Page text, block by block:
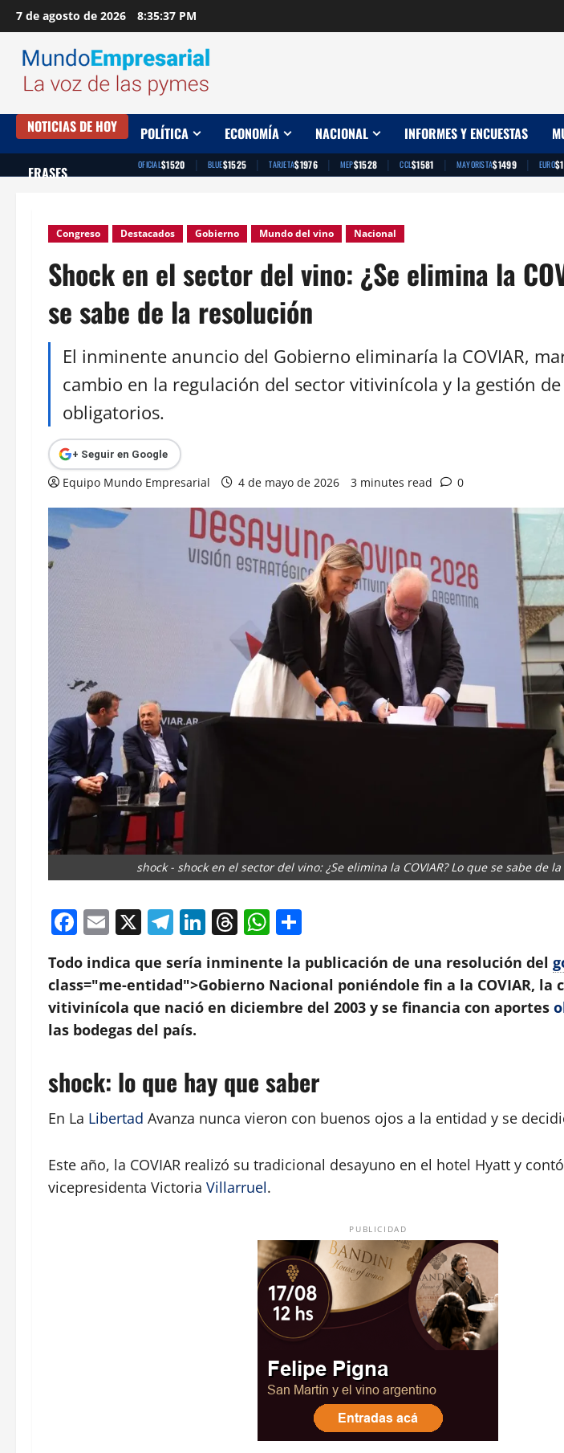
Saltar
al
contenido
7 de agosto de 2026 8:35:38 PM
NOTICIAS DE HOY POLÍTICA ECONOMÍA NACIONAL INFORMES Y ENCUESTAS
FRASES OFICIAL$1520 | BLUE$1525 | TARJETA$1976 | MEP$1528 | CCL$1581 | MAYORISTA$1499 | EURO
Congreso Destacados Gobierno Mundo del vino Nacional
Shock en el sector del vino: ¿Se elimina la
se sabe de la resolución
El inminente anuncio del Gobierno eliminaría la COVIAR,
cambio en la regulación del sector vitivinícola y la gestión
obligatorios.
+ Seguir en Google
Equipo Mundo Empresarial 4 de mayo de 2026 3 minutes read 0
shock - shock en el sector del vino: ¿Se elimina la COVIAR? Lo que se sabe de
Facebook
Email
X Telegram
LinkedIn
Threads
WhatsApp
Todo indica que sería inminente la publicación de una resolución del
class="me-entidad">Gobierno Nacional poniéndole fin a la COVIAR, la
vitivinícola que nació en diciembre del 2003 y se financia con aportes
las bodegas del país.
shock: lo que hay que saber
En La Libertad Avanza nunca vieron con buenos ojos a la entidad y se
Este año, la COVIAR realizó su tradicional desayuno en el hotel Hyatt y
vicepresidenta Victoria Villarruel.
PUBLICIDAD